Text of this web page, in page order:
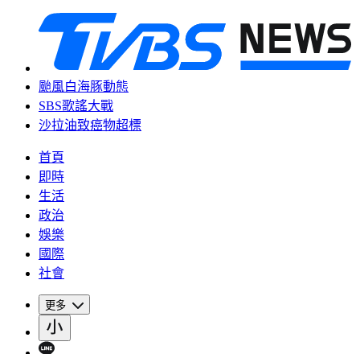
颱風白海豚動態
SBS歌謠大戰
沙拉油致癌物超標
首頁
即時
生活
政治
娛樂
國際
社會
更多